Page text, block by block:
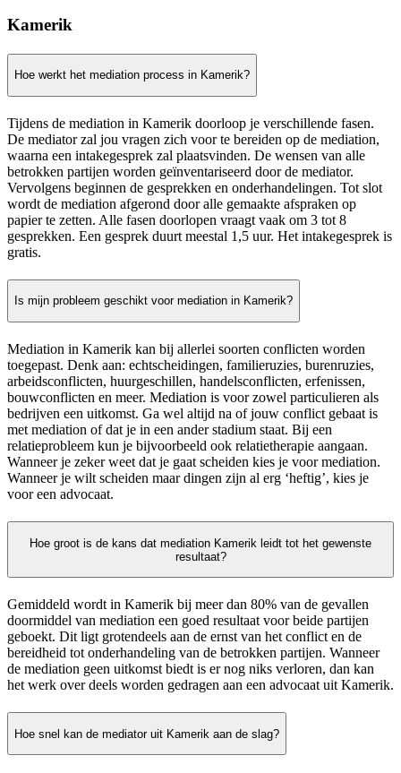
Kamerik
Hoe werkt het mediation process in Kamerik?
Tijdens de mediation in Kamerik doorloop je verschillende fasen.
De mediator zal jou vragen zich voor te bereiden op de mediation,
waarna een intakegesprek zal plaatsvinden. De wensen van alle
betrokken partijen worden geïnventariseerd door de mediator.
Vervolgens beginnen de gesprekken en onderhandelingen. Tot slot
wordt de mediation afgerond door alle gemaakte afspraken op
papier te zetten. Alle fasen doorlopen vraagt vaak om 3 tot 8
gesprekken. Een gesprek duurt meestal 1,5 uur. Het intakegesprek is
gratis.
Is mijn probleem geschikt voor mediation in Kamerik?
Mediation in Kamerik kan bij allerlei soorten conflicten worden
toegepast. Denk aan: echtscheidingen, familieruzies, burenruzies,
arbeidsconflicten, huurgeschillen, handelsconflicten, erfenissen,
bouwconflicten en meer. Mediation is voor zowel particulieren als
bedrijven een uitkomst. Ga wel altijd na of jouw conflict gebaat is
met mediation of dat je in een ander stadium staat. Bij een
relatieprobleem kun je bijvoorbeeld ook relatietherapie aangaan.
Wanneer je zeker weet dat je gaat scheiden kies je voor mediation.
Wanneer je wilt scheiden maar dingen zijn al erg ‘heftig’, kies je
voor een advocaat.
Hoe groot is de kans dat mediation Kamerik leidt tot het gewenste
resultaat?
Gemiddeld wordt in Kamerik bij meer dan 80% van de gevallen
doormiddel van mediation een goed resultaat voor beide partijen
geboekt. Dit ligt grotendeels aan de ernst van het conflict en de
bereidheid tot onderhandeling van de betrokken partijen. Wanneer
de mediation geen uitkomst biedt is er nog niks verloren, dan kan
het werk over deels worden gedragen aan een advocaat uit Kamerik.
Hoe snel kan de mediator uit Kamerik aan de slag?